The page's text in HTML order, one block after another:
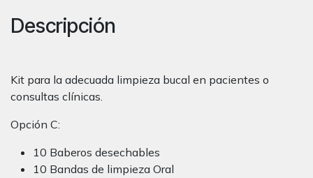
Descripción
Kit para la adecuada limpieza bucal en pacientes o
consultas clínicas.
Opción C:
10 Baberos desechables
10 Bandas de limpieza Oral